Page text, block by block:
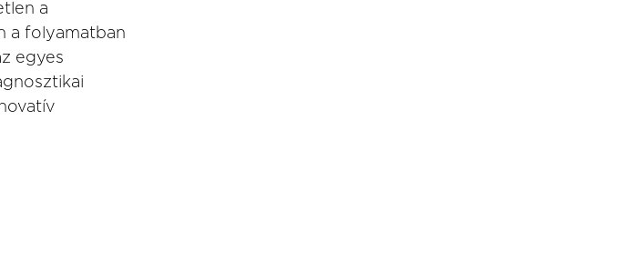
a
a folyamatban
egyes